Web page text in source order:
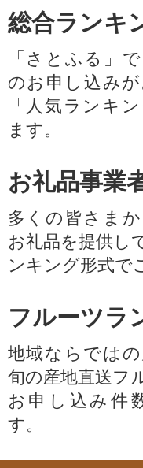
総合ランキ
「さとふる」
のお申し込み
「人気ランキ
ます。
お礼品事業
多くの皆さま
お礼品を提供し
ンキング形式で
フルーツラ
地域ならでは
旬の産地直送フ
お申し込み件
す。